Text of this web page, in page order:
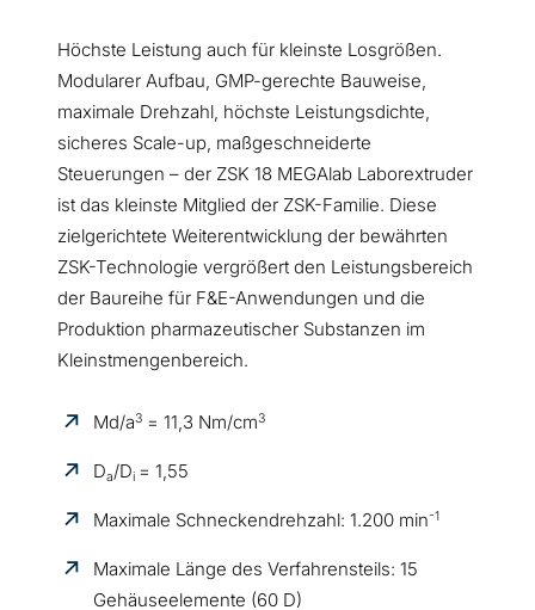
Höchste Leistung auch für kleinste Losgrößen.
Modularer Aufbau, GMP-gerechte Bauweise,
maximale Drehzahl, höchste Leistungsdichte,
sicheres Scale-up, maßgeschneiderte
Steuerungen – der ZSK 18 MEGAlab Laborextruder
ist das kleinste Mitglied der ZSK-Familie. Diese
zielgerichtete Weiterentwicklung der bewährten
ZSK-Technologie vergrößert den Leistungsbereich
der Baureihe für F&E-Anwendungen und die
Produktion pharmazeutischer Substanzen im
Kleinstmengenbereich.
Md/a3 = 11,3 Nm/cm3
Da/Di = 1,55
Maximale Schneckendrehzahl: 1.200 min-1
Maximale Länge des Verfahrensteils: 15
Gehäuseelemente (60 D)